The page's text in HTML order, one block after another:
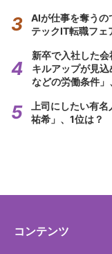
AIが仕事を奪う
テックIT転職フェ
新卒で入社した
キルアップが見
などの労働条件」
上司にしたい有
祐希」、1位は？
コンテンツ